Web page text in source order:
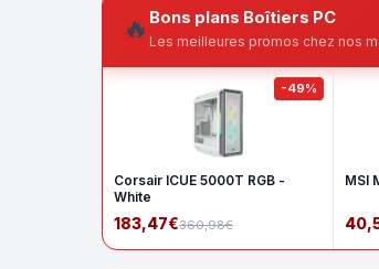
🔥 Bons plans Boîtiers PC
Les meilleures promos chez nos
-49%
Corsair ICUE 5000T RGB -
White
183,47€360,98€
MSI